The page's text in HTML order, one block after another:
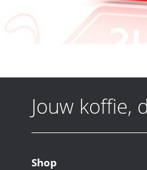
Jouw koffie,
Shop